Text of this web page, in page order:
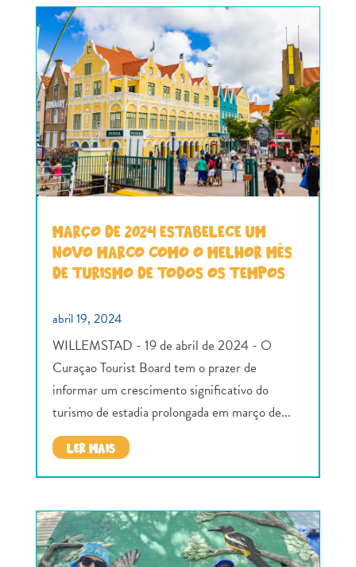
MARÇO DE 2024 ESTABELECE UM
NOVO MARCO COMO O MELHOR MÊS
DE TURISMO DE TODOS OS TEMPOS
abril 19, 2024
WILLEMSTAD - 19 de abril de 2024 - O
Curaçao Tourist Board tem o prazer de
informar um crescimento significativo do
turismo de estadia prolongada em março de...
LER MAIS